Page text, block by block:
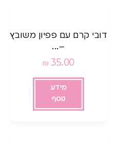
דובי קרם עם פפיון משובץ
–...
35.00
₪
מידע
נוסף